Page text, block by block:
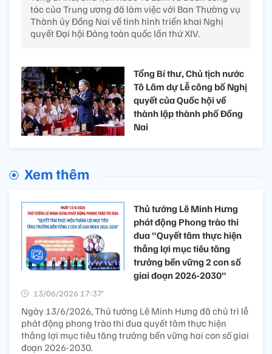
tác của Trung ương đã làm việc với Ban Thường vụ
Thành ủy Đồng Nai về tình hình triển khai Nghị
quyết Đại hội Đảng toàn quốc lần thứ XIV.
Tổng Bí thư, Chủ tịch nước
Tô Lâm dự Lễ công bố Nghị
quyết của Quốc hội về
thành lập thành phố Đồng
Nai
Xem thêm
Thủ tướng Lê Minh Hưng
phát động Phong trào thi
đua "Quyết tâm thực hiện
thắng lợi mục tiêu tăng
trưởng bền vững 2 con số
giai đoạn 2026-2030"
13/06/2026 17:37’
Ngày 13/6/2026, Thủ tướng Lê Minh Hưng đã chủ trì lễ
phát động phong trào thi đua quyết tâm thực hiện
thắng lợi mục tiêu tăng trưởng bền vững hai con số giai
đoạn 2026-2030.